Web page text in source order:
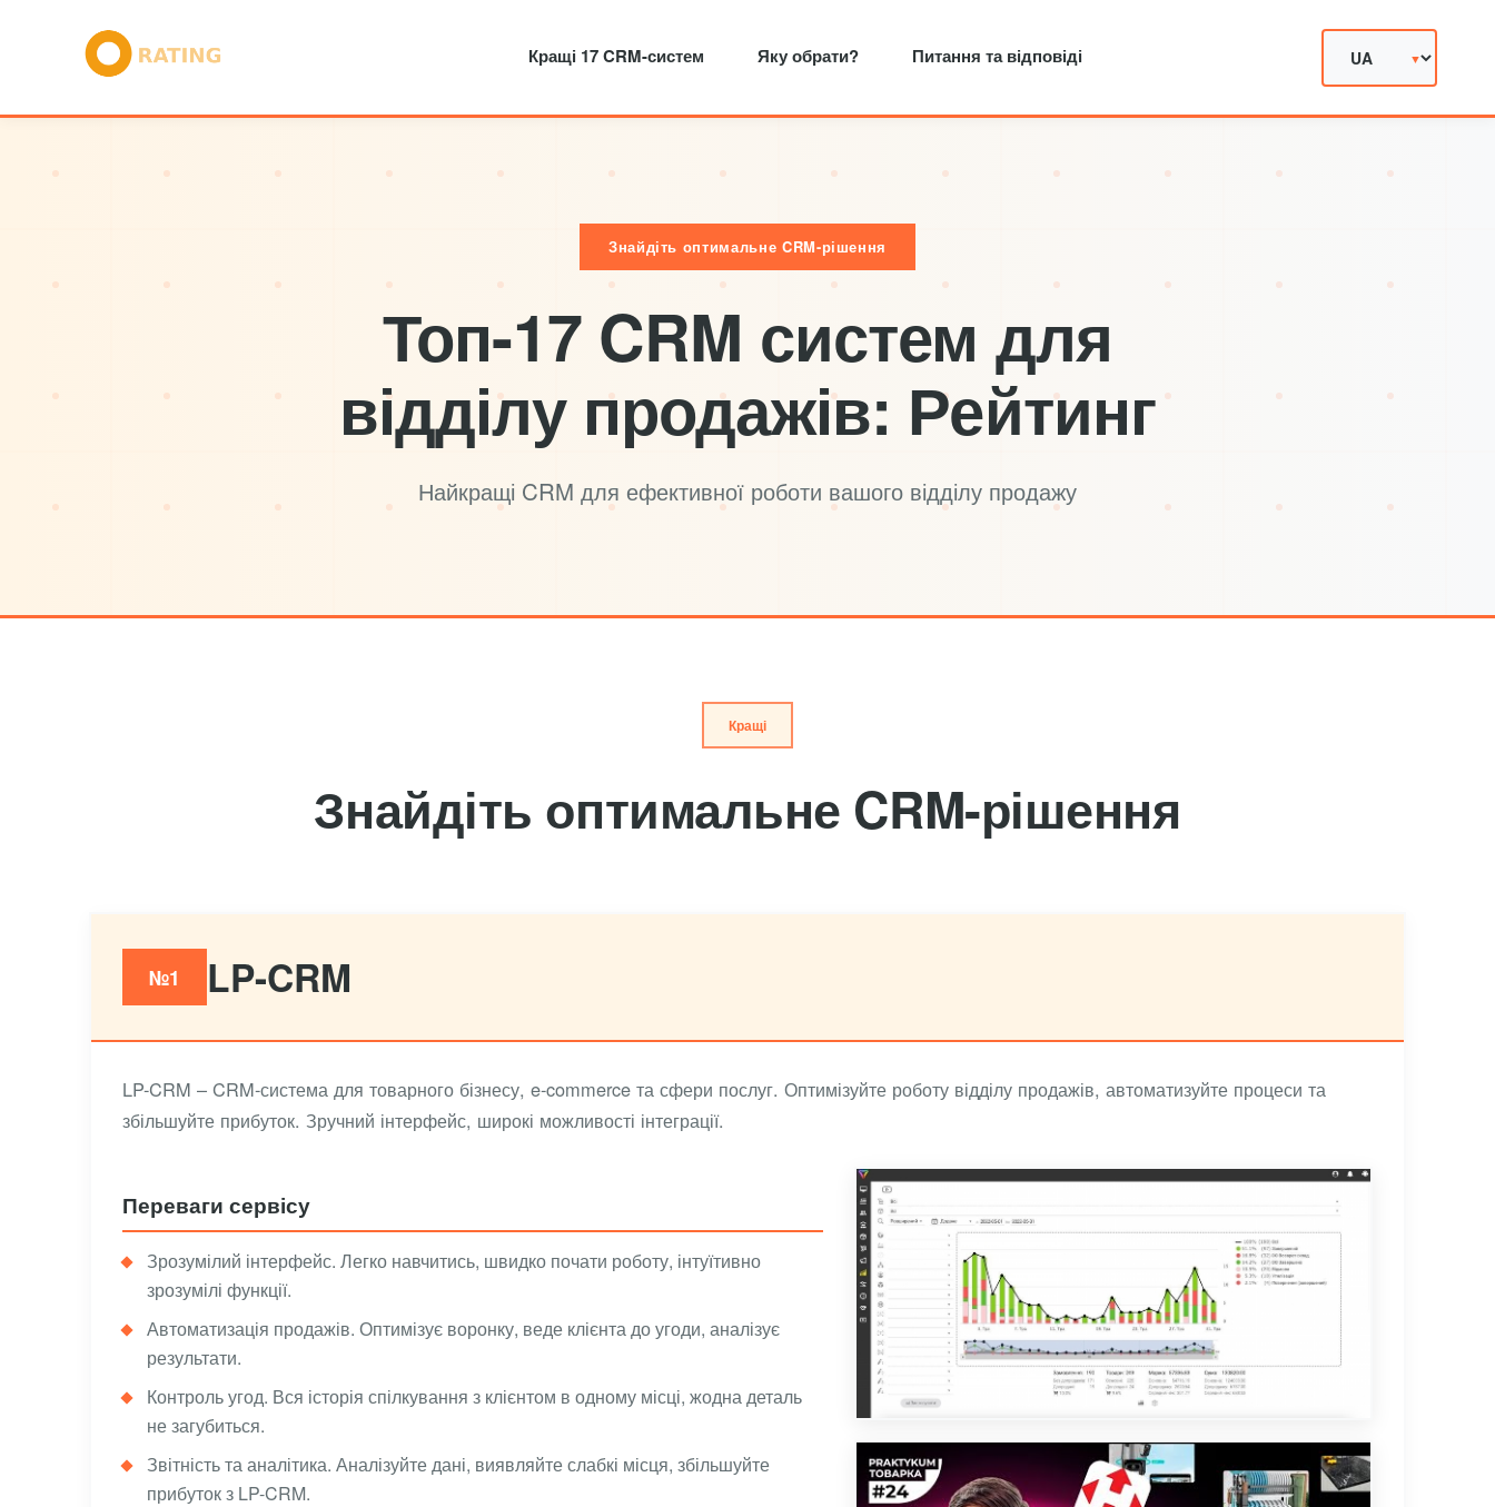
Кращі 17 CRM-систем Яку обрати? Питання та відповіді
Знайдіть оптимальне CRM-рішення
Топ-17 CRM систем для
відділу продажів: Рейтинг
Найкращі CRM для ефективної роботи вашого відділу продажу
Кращі
Знайдіть оптимальне CRM-рішення
№1 LP-CRM
LP-CRM – CRM-система для товарного бізнесу, e-commerce та сфери послуг. Оптимізуйте роботу відділу продажів, автоматизуйте процеси та
збільшуйте прибуток. Зручний інтерфейс, широкі можливості інтеграції.
Переваги сервісу
Зрозумілий інтерфейс. Легко навчитись, швидко почати роботу, інтуїтивно
зрозумілі функції.
Автоматизація продажів. Оптимізує воронку, веде клієнта до угоди, аналізує
результати.
Контроль угод. Вся історія спілкування з клієнтом в одному місці, жодна деталь
не загубиться.
Звітність та аналітика. Аналізуйте дані, виявляйте слабкі місця, збільшуйте
прибуток з LP-CRM.